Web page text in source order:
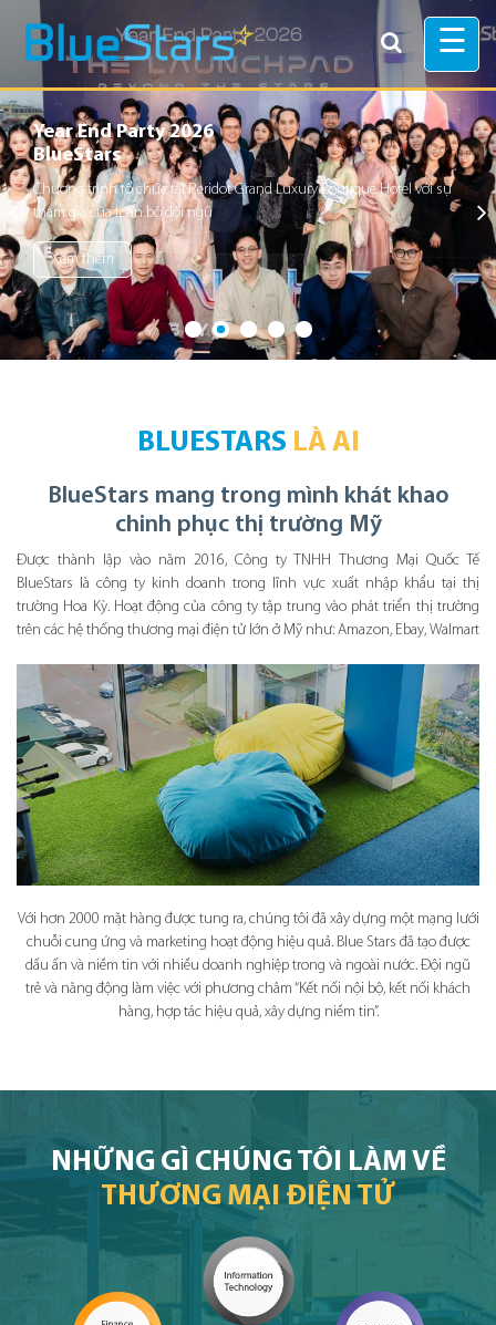
☰
Year End Party 2026
BlueStars
Chương trình tổ chức tại Peridot Grand Luxury Boutique Hotel với sự
tham gia của toàn bộ đội ngũ
Xem thêm
BLUESTARS LÀ AI
BlueStars mang trong mình khát khao
chinh phục thị trường Mỹ
Được thành lập vào năm 2016, Công ty TNHH Thương Mại Quốc Tế
BlueStars là công ty kinh doanh trong lĩnh vực xuất nhập khẩu tại thị
trường Hoa Kỳ. Hoạt động của công ty tập trung vào phát triển thị trường
trên các hệ thống thương mại điện tử lớn ở Mỹ như: Amazon, Ebay, Walmart
Với hơn 2000 mặt hàng được tung ra, chúng tôi đã xây dựng một mạng lưới
chuỗi cung ứng và marketing hoạt động hiệu quả. Blue Stars đã tạo được
dấu ấn và niềm tin với nhiều doanh nghiệp trong và ngoài nước. Đội ngũ
trẻ và năng động làm việc với phương châm “Kết nối nội bộ, kết nối khách
hàng, hợp tác hiệu quả, xây dựng niềm tin”.
NHỮNG GÌ CHÚNG TÔI LÀM VỀ
THƯƠNG MẠI ĐIỆN TỬ